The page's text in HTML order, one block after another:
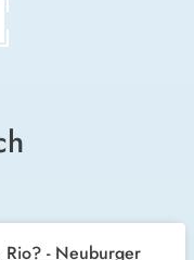
Rio? - Neuburger